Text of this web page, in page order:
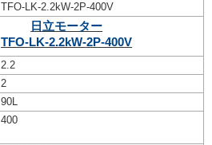
TFO-LK-2.2kW-2P-400V
日立モーター
TFO-LK-2.2kW-2P-400V
2.2
2
90L
400